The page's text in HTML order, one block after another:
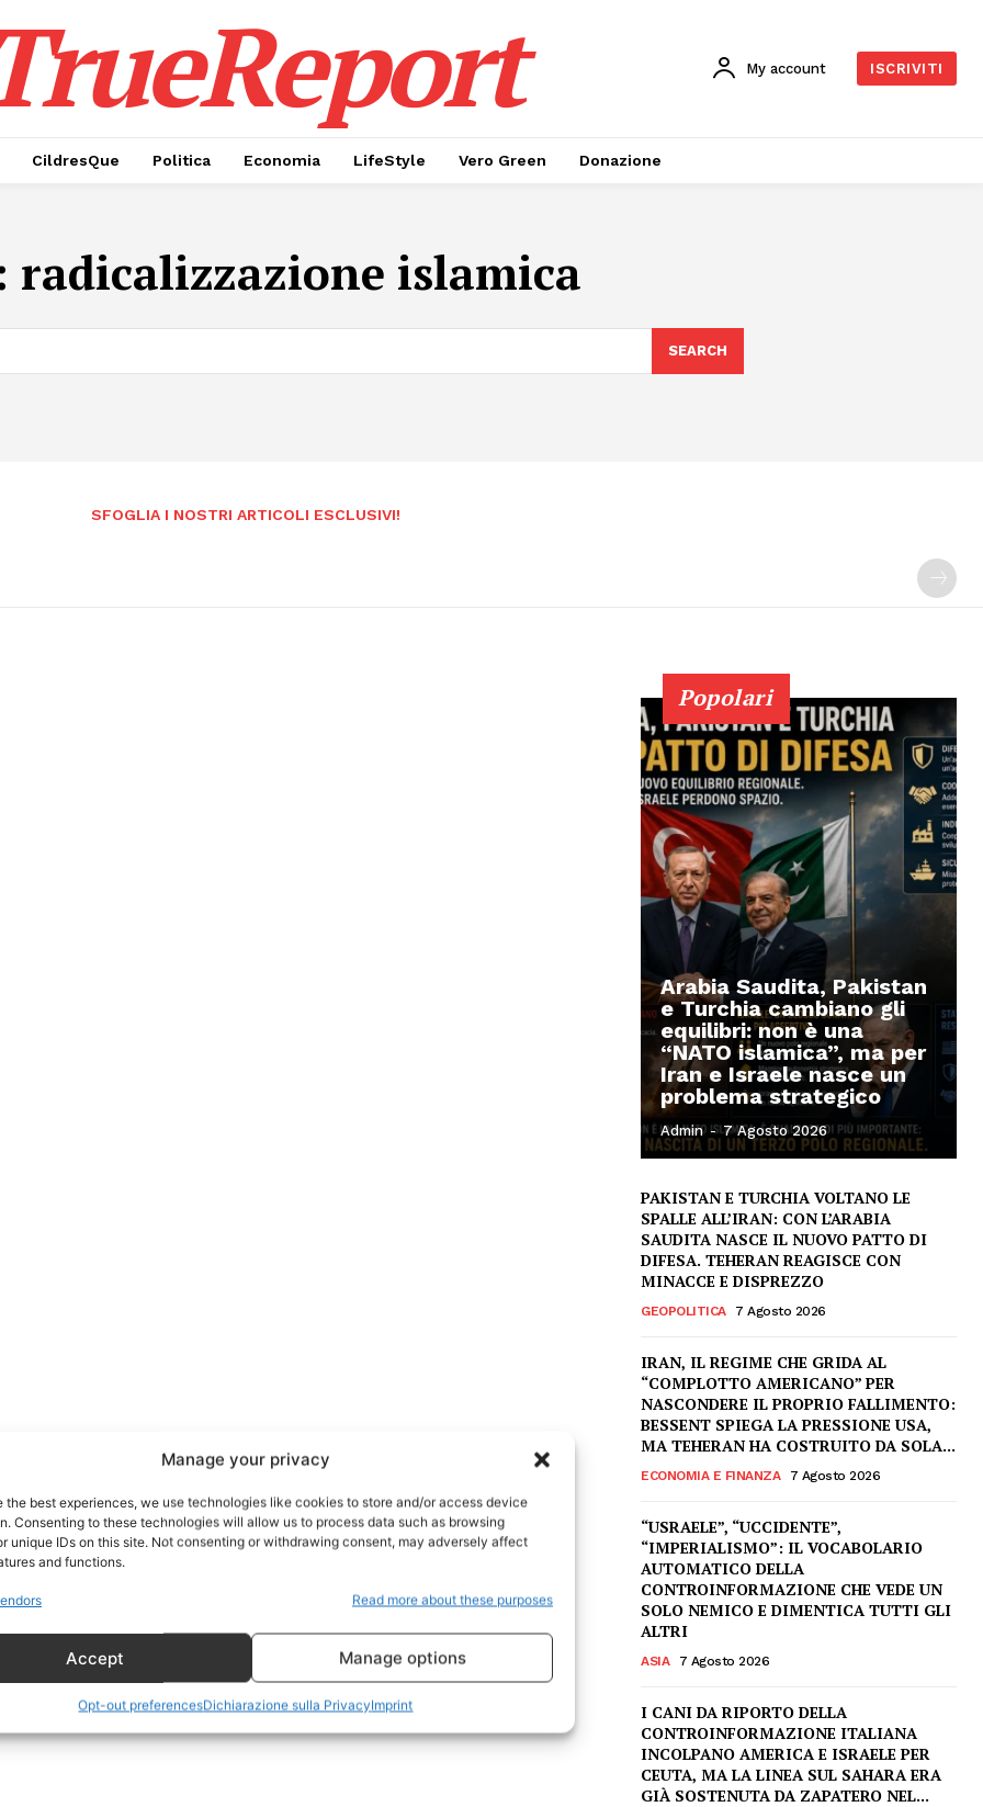
Manage your privacy
the best experiences, we use technologies like cookies to store and/or access device
Consenting to these technologies will allow us to process data such as browsing
unique IDs on this site. Not consenting or withdrawing consent, may adversely affect
and functions.
Read more about these purposes
Accept Manage options
Opt-out preferencesDichiarazione sulla PrivacyImprint
Geopolitica
My account ISCRIVITI
CildresQue Politica Economia LifeStyle Vero Green Donazione
radicalizzazione islamica
SEARCH
SFOGLIA I NOSTRI ARTICOLI ESCLUSIVI!
Popolari
Arabia Saudita, Pakistan
e Turchia cambiano gli
equilibri: non è una
“NATO islamica”, ma per
Iran e Israele nasce un
problema strategico
Admin - 7 Agosto 2026
PAKISTAN E TURCHIA VOLTANO LE
SPALLE ALL’IRAN: CON L’ARABIA
SAUDITA NASCE IL NUOVO PATTO DI
DIFESA. TEHERAN REAGISCE CON
MINACCE E DISPREZZO
GEOPOLITICA 7 Agosto 2026
IRAN, IL REGIME CHE GRIDA AL
“COMPLOTTO AMERICANO” PER
NASCONDERE IL PROPRIO FALLIMENTO:
BESSENT SPIEGA LA PRESSIONE USA,
MA TEHERAN HA COSTRUITO DA SOLA...
ECONOMIA E FINANZA 7 Agosto 2026
“USRAELE”, “UCCIDENTE”,
“IMPERIALISMO”: IL VOCABOLARIO
AUTOMATICO DELLA
CONTROINFORMAZIONE CHE VEDE UN
SOLO NEMICO E DIMENTICA TUTTI GLI
ALTRI
ASIA 7 Agosto 2026
I CANI DA RIPORTO DELLA
CONTROINFORMAZIONE ITALIANA
INCOLPANO AMERICA E ISRAELE PER
CEUTA, MA LA LINEA SUL SAHARA ERA
GIÀ SOSTENUTA DA ZAPATERO NEL...